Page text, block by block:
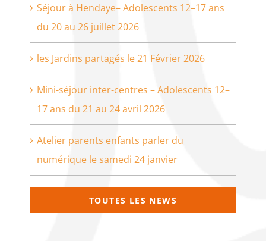
Séjour à Hendaye– Adolescents 12–17 ans
du 20 au 26 juillet 2026
les Jardins partagés le 21 Février 2026
Mini-séjour inter-centres – Adolescents 12–
17 ans du 21 au 24 avril 2026
Atelier parents enfants parler du
numérique le samedi 24 janvier
TOUTES LES NEWS